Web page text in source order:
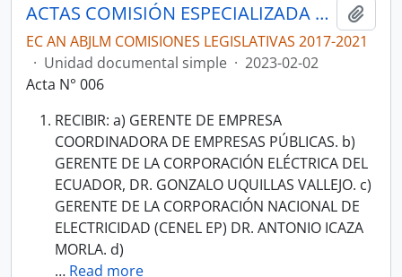
ACTAS COMISIÓN ESPECIALIZADA OCASIONAL POR LA VERDAD, JUSTICIA Y LA LUCHA CONTRA LA CORRUPCIÓN, EN EL CASO “EL GRAN PADRINO”
EC AN ABJLM COMISIONES LEGISLATIVAS 2017-2021
· Unidad documental simple · 2023-02-02
Acta N° 006
RECIBIR: a) GERENTE DE EMPRESA
COORDINADORA DE EMPRESAS PÚBLICAS. b)
GERENTE DE LA CORPORACIÓN ELÉCTRICA DEL
ECUADOR, DR. GONZALO UQUILLAS VALLEJO. c)
GERENTE DE LA CORPORACIÓN NACIONAL DE
ELECTRICIDAD (CENEL EP) DR. ANTONIO ICAZA
MORLA. d)
… Read more